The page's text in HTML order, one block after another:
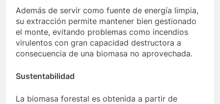
Además de servir como fuente de energía limpia,
su extracción permite mantener bien gestionado
el monte, evitando problemas como incendios
virulentos con gran capacidad destructora a
consecuencia de una biomasa no aprovechada.
Sustentabilidad
La biomasa forestal es obtenida a partir de